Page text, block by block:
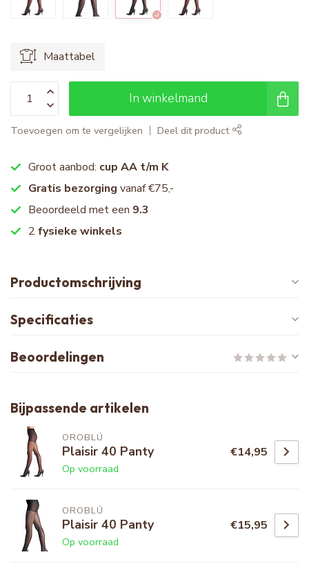
Maattabel
In winkelmand
Toevoegen om te vergelijken Deel dit product
Groot aanbod: cup AA t/m K
Gratis bezorging vanaf €75,-
Beoordeeld met een 9.3
2 fysieke winkels
Productomschrijving
Specificaties
Beoordelingen
Bijpassende artikelen
OROBLÚ
Plaisir 40 Panty
Op voorraad
€14,95
OROBLÚ
Plaisir 40 Panty
Op voorraad
€15,95